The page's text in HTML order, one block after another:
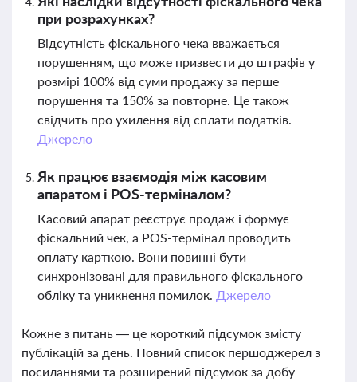
при розрахунках?
Відсутність фіскального чека вважається
порушенням, що може призвести до штрафів у
розмірі 100% від суми продажу за перше
порушення та 150% за повторне. Це також
свідчить про ухилення від сплати податків.
Джерело
Як працює взаємодія між касовим
апаратом і POS-терміналом?
Касовий апарат реєструє продаж і формує
фіскальний чек, а POS-термінал проводить
оплату карткою. Вони повинні бути
синхронізовані для правильного фіскального
обліку та уникнення помилок. Джерело
Кожне з питань — це короткий підсумок змісту
публікацій за день. Повний список першоджерел з
посиланнями та розширений підсумок за добу